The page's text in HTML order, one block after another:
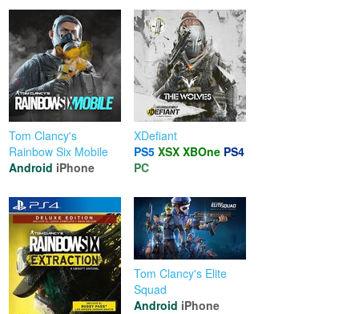
Tom Clancy's
Rainbow Six Mobile
Android iPhone
XDefiant
PS5 XSX XBOne PS4
PC
Tom Clancy's Elite
Squad
Android iPhone